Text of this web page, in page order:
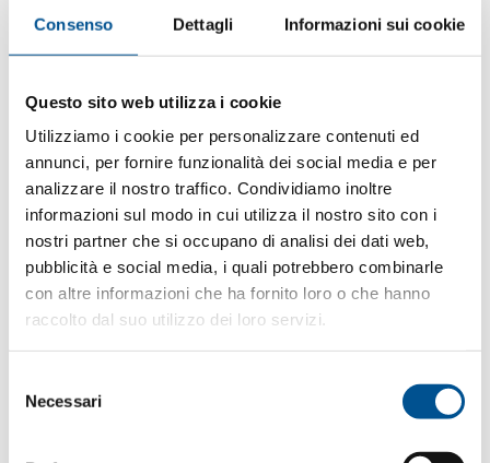
Consenso Dettagli Informazioni sui cookie
Questo sito web utilizza i cookie
Utilizziamo i cookie per personalizzare contenuti ed
annunci, per fornire funzionalità dei social media e per
analizzare il nostro traffico. Condividiamo inoltre
informazioni sul modo in cui utilizza il nostro sito con i
nostri partner che si occupano di analisi dei dati web,
pubblicità e social media, i quali potrebbero combinarle
con altre informazioni che ha fornito loro o che hanno
raccolto dal suo utilizzo dei loro servizi.
delNecessari
Prevention of quality defects and early spindle breakdowns